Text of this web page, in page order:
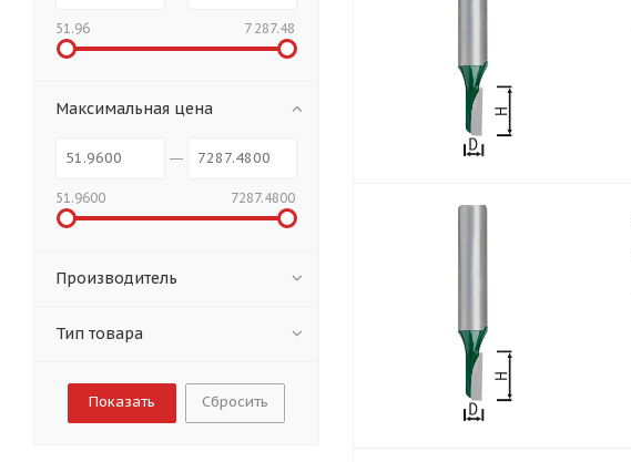
51.96 7 287.48
Максимальная цена
51.9600 7287.4800
Производитель
Тип товара
Сбросить